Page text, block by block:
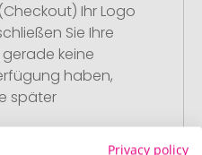
Ihr Logo
Sie Ihre
gerade keine
haben,
später
Privacy policy